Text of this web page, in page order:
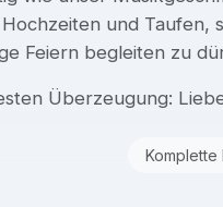
und Taufen,
Feiern begleiten zu
Überzeugung: